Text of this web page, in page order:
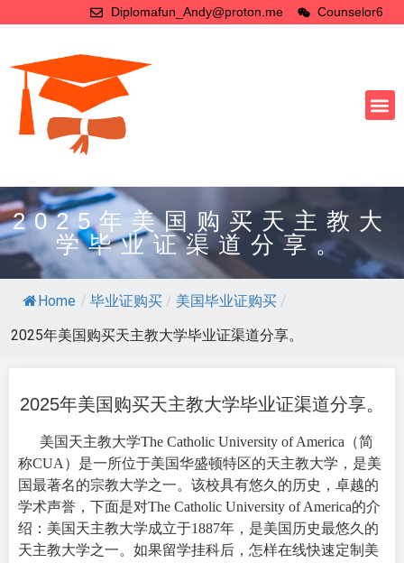
Diplomafun_Andy@proton.me Counselor6
2025年美国购买天主教大
学毕业证渠道分享。
Home / 毕业证购买 / 美国毕业证购买 /
2025年美国购买天主教大学毕业证渠道分享。
2025年美国购买天主教大学毕业证渠道分享。
美国天主教大学The Catholic University of America （简
称CUA）是一所位于美国华盛顿特区的天主教大学，是美
国最著名的宗教大学之一。该校具有悠久的历史，卓越的
学术声誉，下面是对The Catholic University of America的介
绍：美国天主教大学成立于1887年，是美国历史最悠久的
天主教大学之一。如果留学挂科后，怎样在线快速定制美